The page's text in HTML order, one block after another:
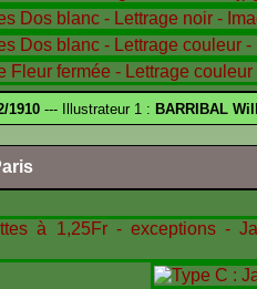
1910 --- Illustrateur 1 : BARRIBAL